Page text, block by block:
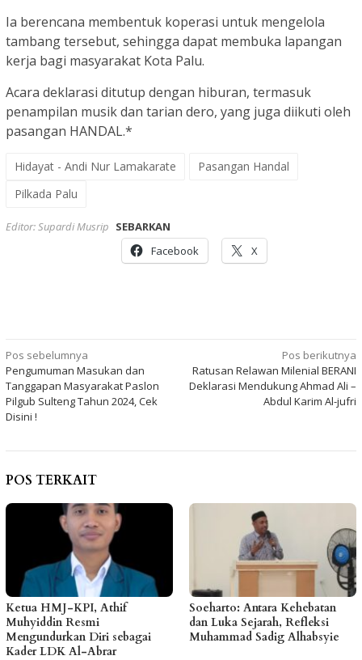
Ia berencana membentuk koperasi untuk mengelola
tambang tersebut, sehingga dapat membuka lapangan
kerja bagi masyarakat Kota Palu.
Acara deklarasi ditutup dengan hiburan, termasuk
penampilan musik dan tarian dero, yang juga diikuti oleh
pasangan HANDAL.*
Hidayat - Andi Nur Lamakarate
Pasangan Handal
Pilkada Palu
Editor: Supardi Musrip SEBARKAN
Facebook
X
Navigasi
pos
Pos sebelumnya
Pengumuman Masukan dan
Tanggapan Masyarakat Paslon
Pilgub Sulteng Tahun 2024, Cek
Disini !
Pos berikutnya
Ratusan Relawan Milenial BERANI
Deklarasi Mendukung Ahmad Ali –
Abdul Karim Al-jufri
POS TERKAIT
Ketua HMJ-KPI, Athif
Muhyiddin Resmi
Mengundurkan Diri sebagai
Kader LDK Al-Abrar
Soeharto: Antara Kehebatan
dan Luka Sejarah, Refleksi
Muhammad Sadig Alhabsyie